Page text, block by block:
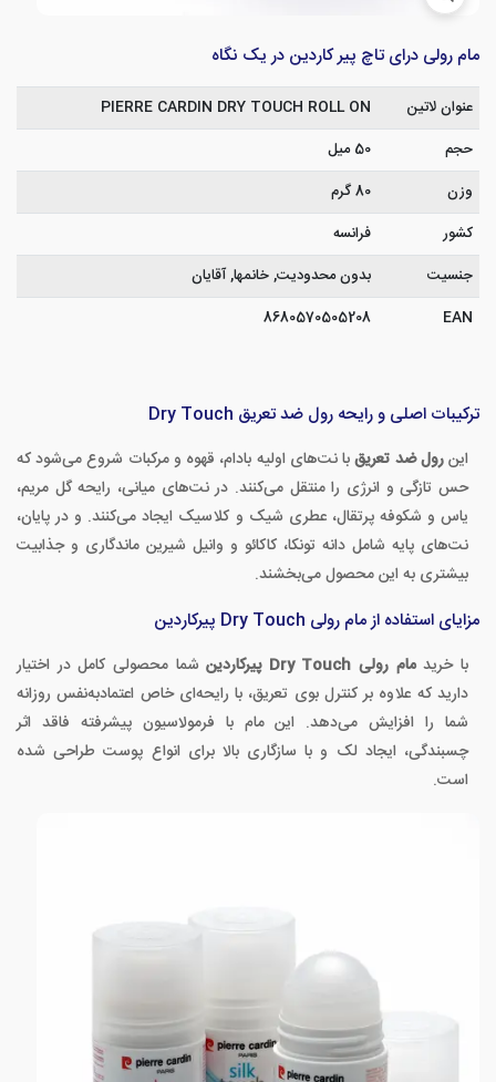
مام رولی درای تاچ پیر کاردین در یک نگاه
عنوان لاتین
PIERRE CARDIN DRY TOUCH ROLL ON
حجم
50 میل
وزن
80 گرم
کشور
فرانسه
جنسیت
بدون محدودیت, خانمها, آقایان
EAN
8680570505208
ترکیبات اصلی و رایحه رول ضد تعریق Dry Touch
اینرول ضد تعریقبا نت‌های اولیه بادام، قهوه و مرکبات شروع می‌شود که
حس تازگی و انرژی را منتقل می‌کنند. در نت‌های میانی، رایحه گل مریم،
یاس و شکوفه پرتقال، عطری شیک و کلاسیک ایجاد می‌کنند. و در پایان،
نت‌های پایه شامل دانه تونکا، کاکائو و وانیل شیرین ماندگاری و جذابیت
بیشتری به این محصول می‌بخشند.
مزایای استفاده از مام رولی Dry Touch پیرکاردین
با خریدمام رولی Dry Touch پیرکاردین
شما محصولی کامل در اختیار
دارید که علاوه بر کنترل بوی تعریق، با رایحه‌ای خاص اعتمادبه‌نفس روزانه
شما را افزایش می‌دهد. این مام با فرمولاسیون پیشرفته فاقد اثر
چسبندگی، ایجاد لک و با سازگاری بالا برای انواع پوست طراحی شده
است.